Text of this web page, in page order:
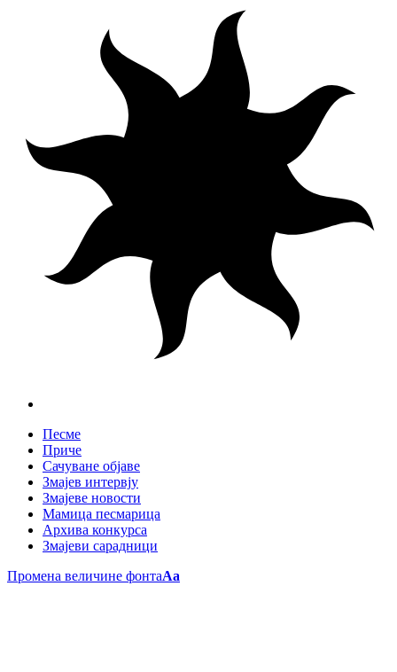
Песме
Приче
Сачуване објаве
Змајев интервју
Змајеве новости
Мамица песмарица
Архива конкурса
Змајеви сарадници
Промена величине фонтаAa